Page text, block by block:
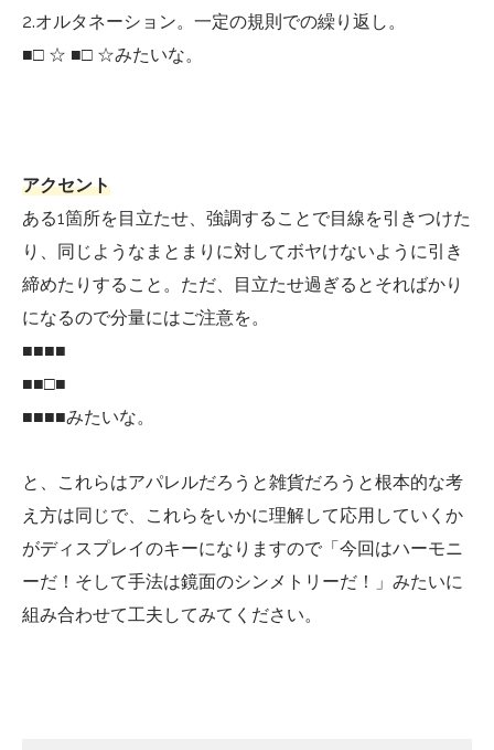
2.オルタネーション。一定の規則での繰り返し。
■□ ☆ ■□ ☆みたいな。
アクセント
ある1箇所を目立たせ、強調することで目線を引きつけた
り、同じようなまとまりに対してボヤけないように引き
締めたりすること。ただ、目立たせ過ぎるとそればかり
になるので分量にはご注意を。
■■■■
■■□■
■■■■みたいな。
と、これらはアパレルだろうと雑貨だろうと根本的な考
え方は同じで、これらをいかに理解して応用していくか
がディスプレイのキーになりますので「今回はハーモニ
ーだ！そして手法は鏡面のシンメトリーだ！」みたいに
組み合わせて工夫してみてください。